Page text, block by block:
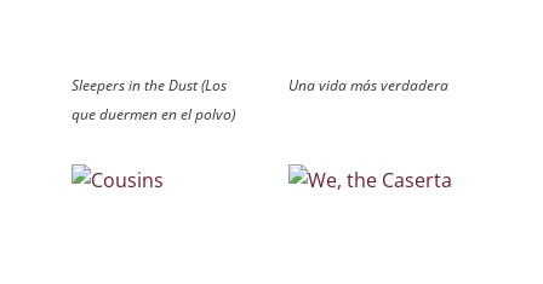
Sleepers in the Dust (Los
que duermen en el polvo)
Una vida más verdadera